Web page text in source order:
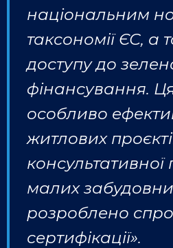
національним
таксономії ЄС, а
доступу до
фінансування.
особливо
житлових
малих
розроблено
сертифікації».